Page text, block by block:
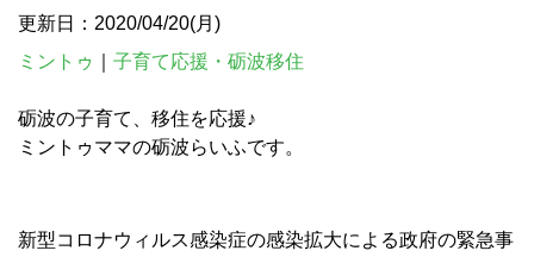
更新日：2020/04/20(月)
ミントゥ
子育て応援・砺波移住
砺波の子育て、移住を応援♪
ミントゥママの砺波らいふです。
新型コロナウィルス感染症の感染拡大による政府の緊急事